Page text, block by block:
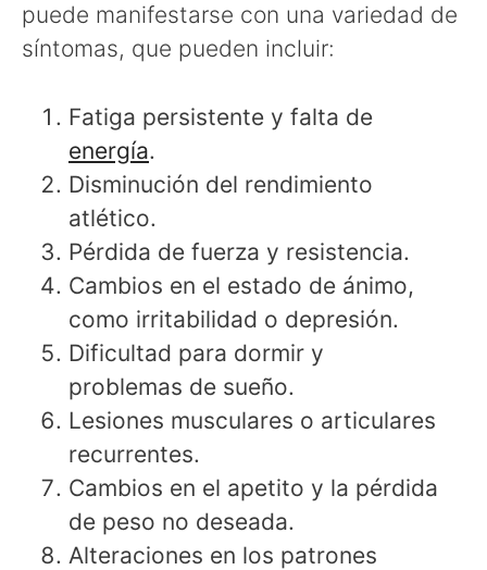
puede manifestarse con una variedad de
síntomas, que pueden incluir:
Fatiga persistente y falta de
energía.
Disminución del rendimiento
atlético.
Pérdida de fuerza y resistencia.
Cambios en el estado de ánimo,
como irritabilidad o depresión.
Dificultad para dormir y
problemas de sueño.
Lesiones musculares o articulares
recurrentes.
Cambios en el apetito y la pérdida
de peso no deseada.
Alteraciones en los patrones